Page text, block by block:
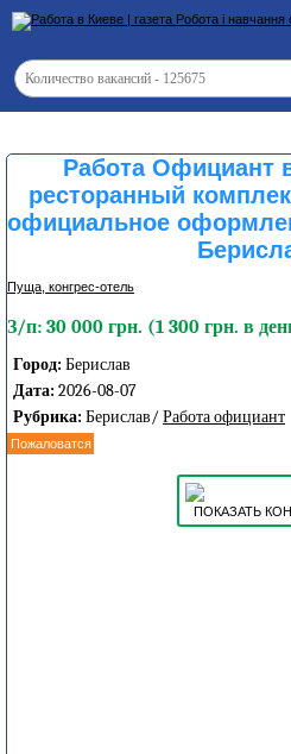
Работа Официант
ресторанный
официальное
Пуща, конгреc-отель
З/п: 30 000 грн. (1 300 грн. в
Город: Берислав
Дата: 2026-08-07
Рубрика: Берислав/ Работа официант
Пожаловатся
ПОКАЗАТЬ